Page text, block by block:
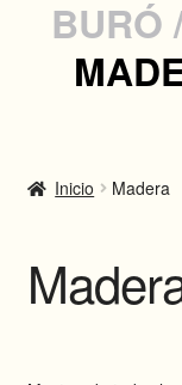
INSTAGRAM
ENGLISH
BURÓ
Inicio Madera